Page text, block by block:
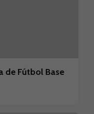
de Fútbol Base